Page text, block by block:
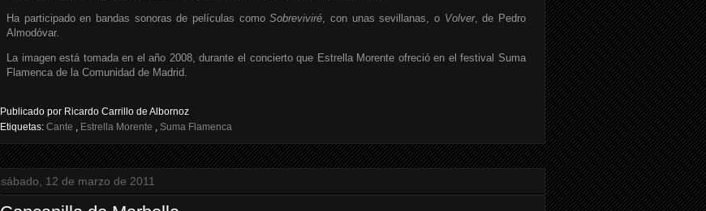
Ha participado en bandas sonoras de películas comoSobreviviré, con unas sevillanas, o Volver, de Pedro
Almodóvar.
La imagen está tomada en el año 2008, durante el concierto que Estrella Morente ofreció en el festival Suma
Flamenca de la Comunidad de Madrid.
Publicado por Ricardo Carrillo de Albornoz
Etiquetas: Cante , Estrella Morente , Suma Flamenca
sábado, 12 de marzo de 2011